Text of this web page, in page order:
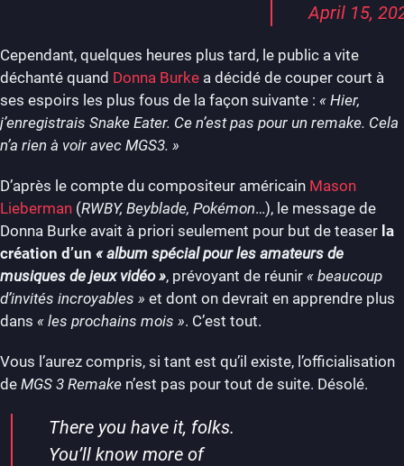
April 15,
Cependant, quelques heures plus tard, le public a vite
déchanté quand Donna Burke a décidé de couper court à
ses espoirs les plus fous de la façon suivante : « Hier,
j’enregistrais Snake Eater. Ce n’est pas pour un remake. Cela
n’a rien à voir avec MGS3. »
D’après le compte du compositeur américain Mason
Lieberman (RWBY, Beyblade, Pokémon…), le message de
Donna Burke avait à priori seulement pour but de teaser la
création d’un « album spécial pour les amateurs de
musiques de jeux vidéo », prévoyant de réunir « beaucoup
d’invités incroyables » et dont on devrait en apprendre plus
dans « les prochains mois ». C’est tout.
Vous l’aurez compris, si tant est qu’il existe, l’officialisation
de MGS 3 Remake n’est pas pour tout de suite. Désolé.
There you have it, folks.
You’ll know more of